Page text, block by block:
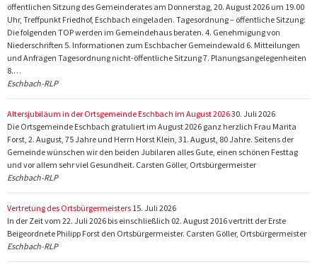
öffentlichen Sitzung des Gemeinderates am Donnerstag, 20. August 2026 um 19.00
Uhr, Treffpunkt Friedhof, Eschbach eingeladen. Tagesordnung – öffentliche Sitzung:
Die folgenden TOP werden im Gemeindehaus beraten. 4. Genehmigung von
Niederschriften 5. Informationen zum Eschbacher Gemeindewald 6. Mitteilungen
und Anfragen Tagesordnung nicht-öffentliche Sitzung 7. Planungsangelegenheiten
8.…
Eschbach-RLP
Altersjubiläum in der Ortsgemeinde Eschbach im August 202630. Juli 2026
Die Ortsgemeinde Eschbach gratuliert im August 2026 ganz herzlich Frau Marita
Forst, 2. August, 75 Jahre und Herrn Horst Klein, 31. August, 80 Jahre. Seitens der
Gemeinde wünschen wir den beiden Jubilaren alles Gute, einen schönen Festtag
und vor allem sehr viel Gesundheit. Carsten Göller, Ortsbürgermeister
Eschbach-RLP
Vertretung des Ortsbürgermeisters 15. Juli 2026
In der Zeit vom 22. Juli 2026 bis einschließlich 02. August 2016 vertritt der Erste
Beigeordnete Philipp Forst den Ortsbürgermeister. Carsten Göller, Ortsbürgermeister
Eschbach-RLP